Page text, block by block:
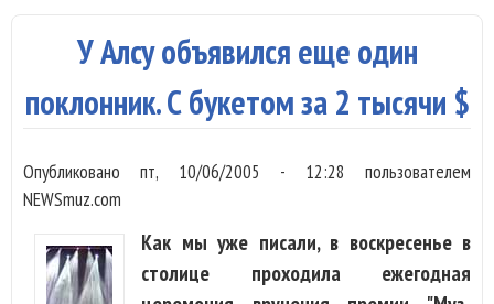
У Алсу объявился еще один
поклонник. С букетом за 2 тысячи $
Опубликованопт, 10/06/2005 - 12:28 пользователем
NEWSmuz.com
Как мы уже писали, в воскресенье в
столице проходила ежегодная